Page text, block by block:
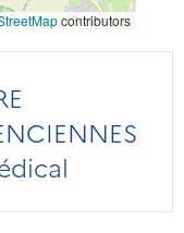
contributors